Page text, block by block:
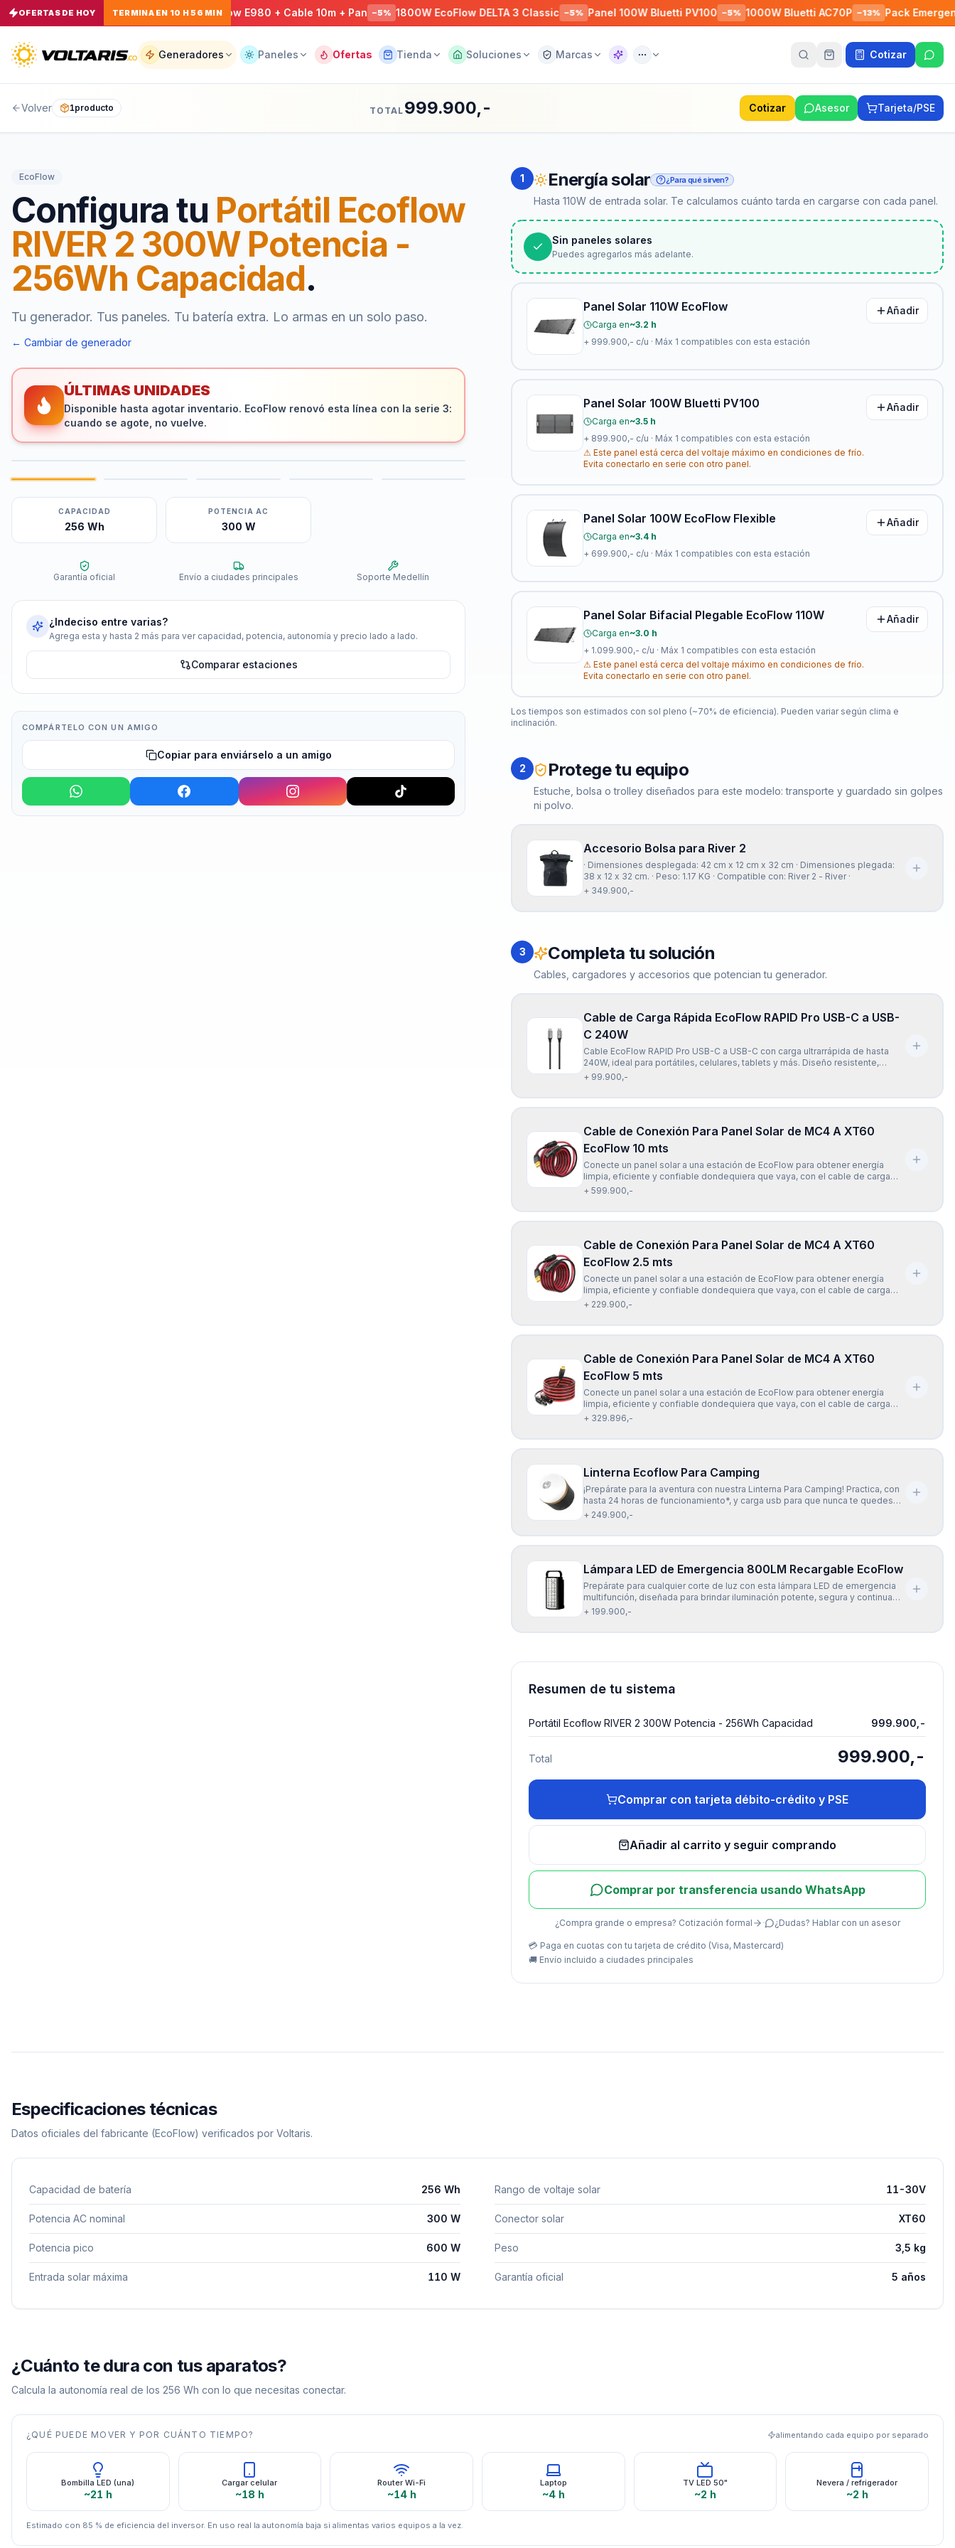
OFERTAS DE HOY TERMINA EN 10 H 56 MIN
−13% Pack Emergencia - EcoFlow E980 + Cable 10m + Pan −5 % 1800W EcoFlow DELTA 3 Classic −5% Panel 100W Bluetti PV100 −5% 1000W Bluetti AC70P −13% Pack Emergencia -
Generadores Paneles Ofertas Tienda Soluciones Marcas Asistente Cotizar
Volver 1producto TOTAL 999.900,- Cotizar Asesor Tarjeta/PSE
EcoFlow
Configura tu Portátil Ecoflow
RIVER 2 300W Potencia -
256Wh Capacidad.
Tu generador. Tus paneles. Tu batería extra. Lo armas en un solo paso.
← Cambiar de generador
ÚLTIMAS UNIDADES
Disponible hasta agotar inventario. EcoFlow renovó esta línea con la serie 3:
cuando se agote, no vuelve.
CAPACIDAD
256 Wh
POTENCIA AC
300 W
Garantía oficial Envío a ciudades principales Soporte Medellín
¿Indeciso entre varias?
Agrega esta y hasta 2 más para ver capacidad, potencia, autonomía y precio lado a lado.
Comparar estaciones
COMPÁRTELO CON UN AMIGO
Copiar para enviárselo a un amigo
1 Energía solar ¿Para qué sirven?
Hasta 110W de entrada solar. Te calculamos cuánto tarda en cargarse con cada panel.
Sin paneles solares
Puedes agregarlos más adelante.
Panel Solar 110W EcoFlow
Carga en~3.2 h
+ 999.900,- c/u · Máx 1 compatibles con esta estación
Añadir
Panel Solar 100W Bluetti PV100
Carga en~3.5 h
+ 899.900,- c/u · Máx 1 compatibles con esta estación
⚠Este panel está cerca del voltaje máximo en condiciones de frío.
Evita conectarlo en serie con otro panel.
Añadir
Panel Solar 100W EcoFlow Flexible
Carga en~3.4 h
+ 699.900,- c/u · Máx 1 compatibles con esta estación
Añadir
Panel Solar Bifacial Plegable EcoFlow 110W
Carga en~3.0 h
+ 1.099.900,- c/u · Máx 1 compatibles con esta estación
⚠Este panel está cerca del voltaje máximo en condiciones de frío.
Evita conectarlo en serie con otro panel.
Añadir
Los tiempos son estimados con sol pleno (~70% de eficiencia). Pueden variar según clima e
inclinación.
2 Protege tu equipo
Estuche, bolsa o trolley diseñados para este modelo: transporte y guardado sin golpes
ni polvo.
Accesorio Bolsa para River 2
· Dimensiones desplegada: 42 cm x 12 cm x 32 cm · Dimensiones plegada:
38 x 12 x 32 cm. · Peso: 1.17 KG · Compatible con: River 2 - River ·
+ 349.900,-
3 Completa tu solución
Cables, cargadores y accesorios que potencian tu generador.
Cable de Carga Rápida EcoFlow RAPID Pro USB-C a USB-
C 240W
Cable EcoFlow RAPID Pro USB-C a USB-C con carga ultrarrápida de hasta
240W, ideal para portátiles, celulares, tablets y más. Diseño resistente,
flexible y compatible con la mayoría de dispositivos USB-C. Incluye chip
+ 99.900,-
Cable de Conexión Para Panel Solar de MC4 A XT60
EcoFlow 10 mts
Conecte un panel solar a una estación de EcoFlow para obtener energía
limpia, eficiente y confiable dondequiera que vaya, con el cable de carga
Solar EcoFlow XT60 (10 mts). El cable de carga EcoFlow Solar a XT60 (10
+ 599.900,-
Cable de Conexión Para Panel Solar de MC4 A XT60
EcoFlow 2.5 mts
Conecte un panel solar a una estación de EcoFlow para obtener energía
limpia, eficiente y confiable dondequiera que vaya, con el cable de carga
Solar EcoFlow XT60 (2.5 mts). El cable de carga EcoFlow Solar a XT60 (2.5
+ 229.900,-
Cable de Conexión Para Panel Solar de MC4 A XT60
EcoFlow 5 mts
Conecte un panel solar a una estación de EcoFlow para obtener energía
limpia, eficiente y confiable dondequiera que vaya, con el cable de carga
Solar EcoFlow XT60 (5 mts). El cable de carga EcoFlow Solar a XT60 (5 mts)
+ 329.896,-
Linterna Ecoflow Para Camping
¡Prepárate para la aventura con nuestra Linterna Para Camping! Practica, con
hasta 24 horas de funcionamiento*, y carga usb para que nunca te quedes
sin luz. Además, su gancho para colgar te permite tener las manos libres
+ 249.900,-
Lámpara LED de Emergencia 800LM Recargable EcoFlow
Prepárate para cualquier corte de luz con esta lámpara LED de emergencia
multifunción, diseñada para brindar iluminación potente, segura y continua
en cualquier situación. Con 24 luces LED de alta eficiencia (SMD 5730) y una
+ 199.900,-
Resumen de tu sistema
Portátil Ecoflow RIVER 2 300W Potencia - 256Wh Capacidad 999.900,-
Total 999.900,-
Comprar con tarjeta débito-crédito y PSE
Añadir al carrito y seguir comprando
Comprar por transferencia usando WhatsApp
¿Compra grande o empresa? Cotización formal · ¿Dudas? Hablar con un asesor
💳 Paga en cuotas con tu tarjeta de crédito (Visa, Mastercard)
🚚 Envío incluido a ciudades principales
Especificaciones técnicas
Datos oficiales del fabricante (EcoFlow) verificados por Voltaris.
Capacidad de batería 256 Wh
Potencia AC nominal 300 W
Potencia pico 600 W
Entrada solar máxima 110 W
Rango de voltaje solar 11-30V
Conector solar XT60
Peso 3,5 kg
Garantía oficial 5 años
¿Cuánto te dura con tus aparatos?
Calcula la autonomía real de los 256 Wh con lo que necesitas conectar.
¿QUÉ PUEDE MOVER Y POR CUÁNTO TIEMPO? alimentando cada equipo por separado
Bombilla LED (una)
~21 h
Cargar celular
~18 h
Router Wi-Fi
~14 h
Laptop
~4 h
TV LED 50"
~2 h
Nevera / refrigerador
~2 h
Estimado con 85 % de eficiencia del inversor. En uso real la autonomía baja si alimentas varios equipos a la vez.
Tu
Tu
carrito
Agrega
botón
al
págalos
todos
productos